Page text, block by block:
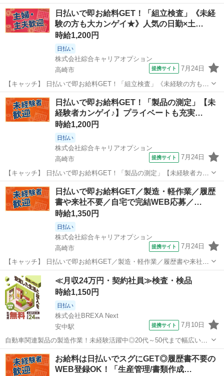
OK！「半導体製品の梱包/運搬」高時給1550円！群馬県高崎市周辺！
20代～40代のスタッフが多数活躍中★ 【コメント】 製造のお仕事を
お探しの方必見！ ...
群馬 高崎市 工場
日払いで即お給料GET！「組立検査」《未経
験の方も大カンゲイ★》人気の日勤×土…
時給1,200円
日払い
株式会社綜合キャリアオプション
高崎市
提携サイト 7月24日
【キャッチ】 日払いで即お給料GET！「組立検査」《未経験の方も大
カンゲイ★》人気の日勤×土日祝休み!フォロー体制バッチリ◎高時給
1200円～1500円！ 【コメント】 弊社なら事前の職場見学が多数！お
仕事安心スタート★★...
群馬 高崎市 工場
日払いで即お給料GET！「製品の測定」【未
経験者カンゲイ♪】プライベートも充実…
時給1,200円
日払い
株式会社綜合キャリアオプション
高崎市
提携サイト 7月24日
【キャッチ】 日払いで即お給料GET！「製品の測定」【未経験者カン
ゲイ♪】プライベートも充実♪土日祝休！ちょこっと残業あり♪高時給
1200円！ 【コメント】 製造のお仕事が豊富★未経験で働いてみたい
方も大歓迎！ 「未経験...
群馬 高崎市 工場
日払いで即お給料GET／製造・軽作業／履歴
書や来社不要／自宅で完結WEB応募／…
時給1,350円
日払い
株式会社綜合キャリアオプション
高崎市
提携サイト 7月24日
【キャッチ】 日払いで即お給料GET／製造・軽作業／履歴書や来社不
要／自宅で完結WEB応募／高崎市周辺 【コメント】 製造のお仕事を
お探しにおススメ♪ 「未経験でも出来る仕事ないかな・・・」 「新し
い環境でお仕事始めるの...
群馬 高崎市 工場
≪月収24万円・契約社員≫検査・検品
時給1,150円
日払い
株式会社BREXA Next
安中駅
提携サイト 7月10日
自動車関連製品の製造作業！未経験活躍中◎20代～50代まで幅広い年
齢の男女活躍中★カップル・友達同士の応募＆同シフトOK！年間休日
122日★社会保険完備◎格安食堂利用可★日払い制度あり！作業着無償
貸与◎《群馬県高崎市》 人...
群馬 高崎市 安中駅 その他
お給料は日払いでスグにGET◎履歴書不要の
WEB登録OK！「生産管理/書類作成…